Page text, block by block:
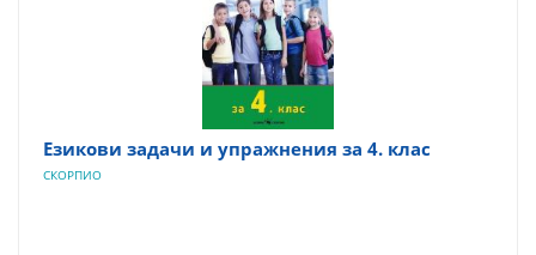
Езикови задачи и упражнения за 4. клас
СКОРПИО